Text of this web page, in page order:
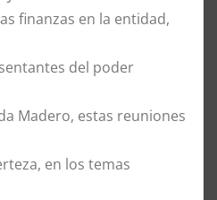
finanzas en la entidad,
del poder
Madero, estas reuniones
en los temas